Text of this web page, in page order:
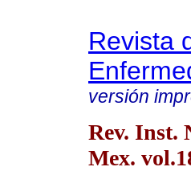
Revista
versión
Rev. Inst.
Mex.